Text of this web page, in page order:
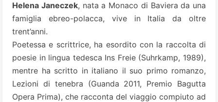
Helena Janeczek, nata a Monaco di Baviera da una
famiglia ebreo-polacca, vive in Italia da oltre
trent’anni.
Poetessa e scrittrice, ha esordito con la raccolta di
poesie in lingua tedesca Ins Freie (Suhrkamp, 1989),
mentre ha scritto in italiano il suo primo romanzo,
Lezioni di tenebra (Guanda 2011, Premio Bagutta
Opera Prima), che racconta del viaggio compiuto ad